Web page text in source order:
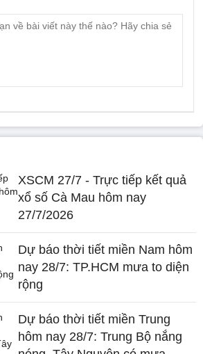
XSCM 27/7 - Trực tiếp kết quả
xổ số Cà Mau hôm nay
27/7/2026
Dự báo thời tiết miền Nam hôm
nay 28/7: TP.HCM mưa to diện
rộng
Dự báo thời tiết miền Trung
hôm nay 28/7: Trung Bộ nắng